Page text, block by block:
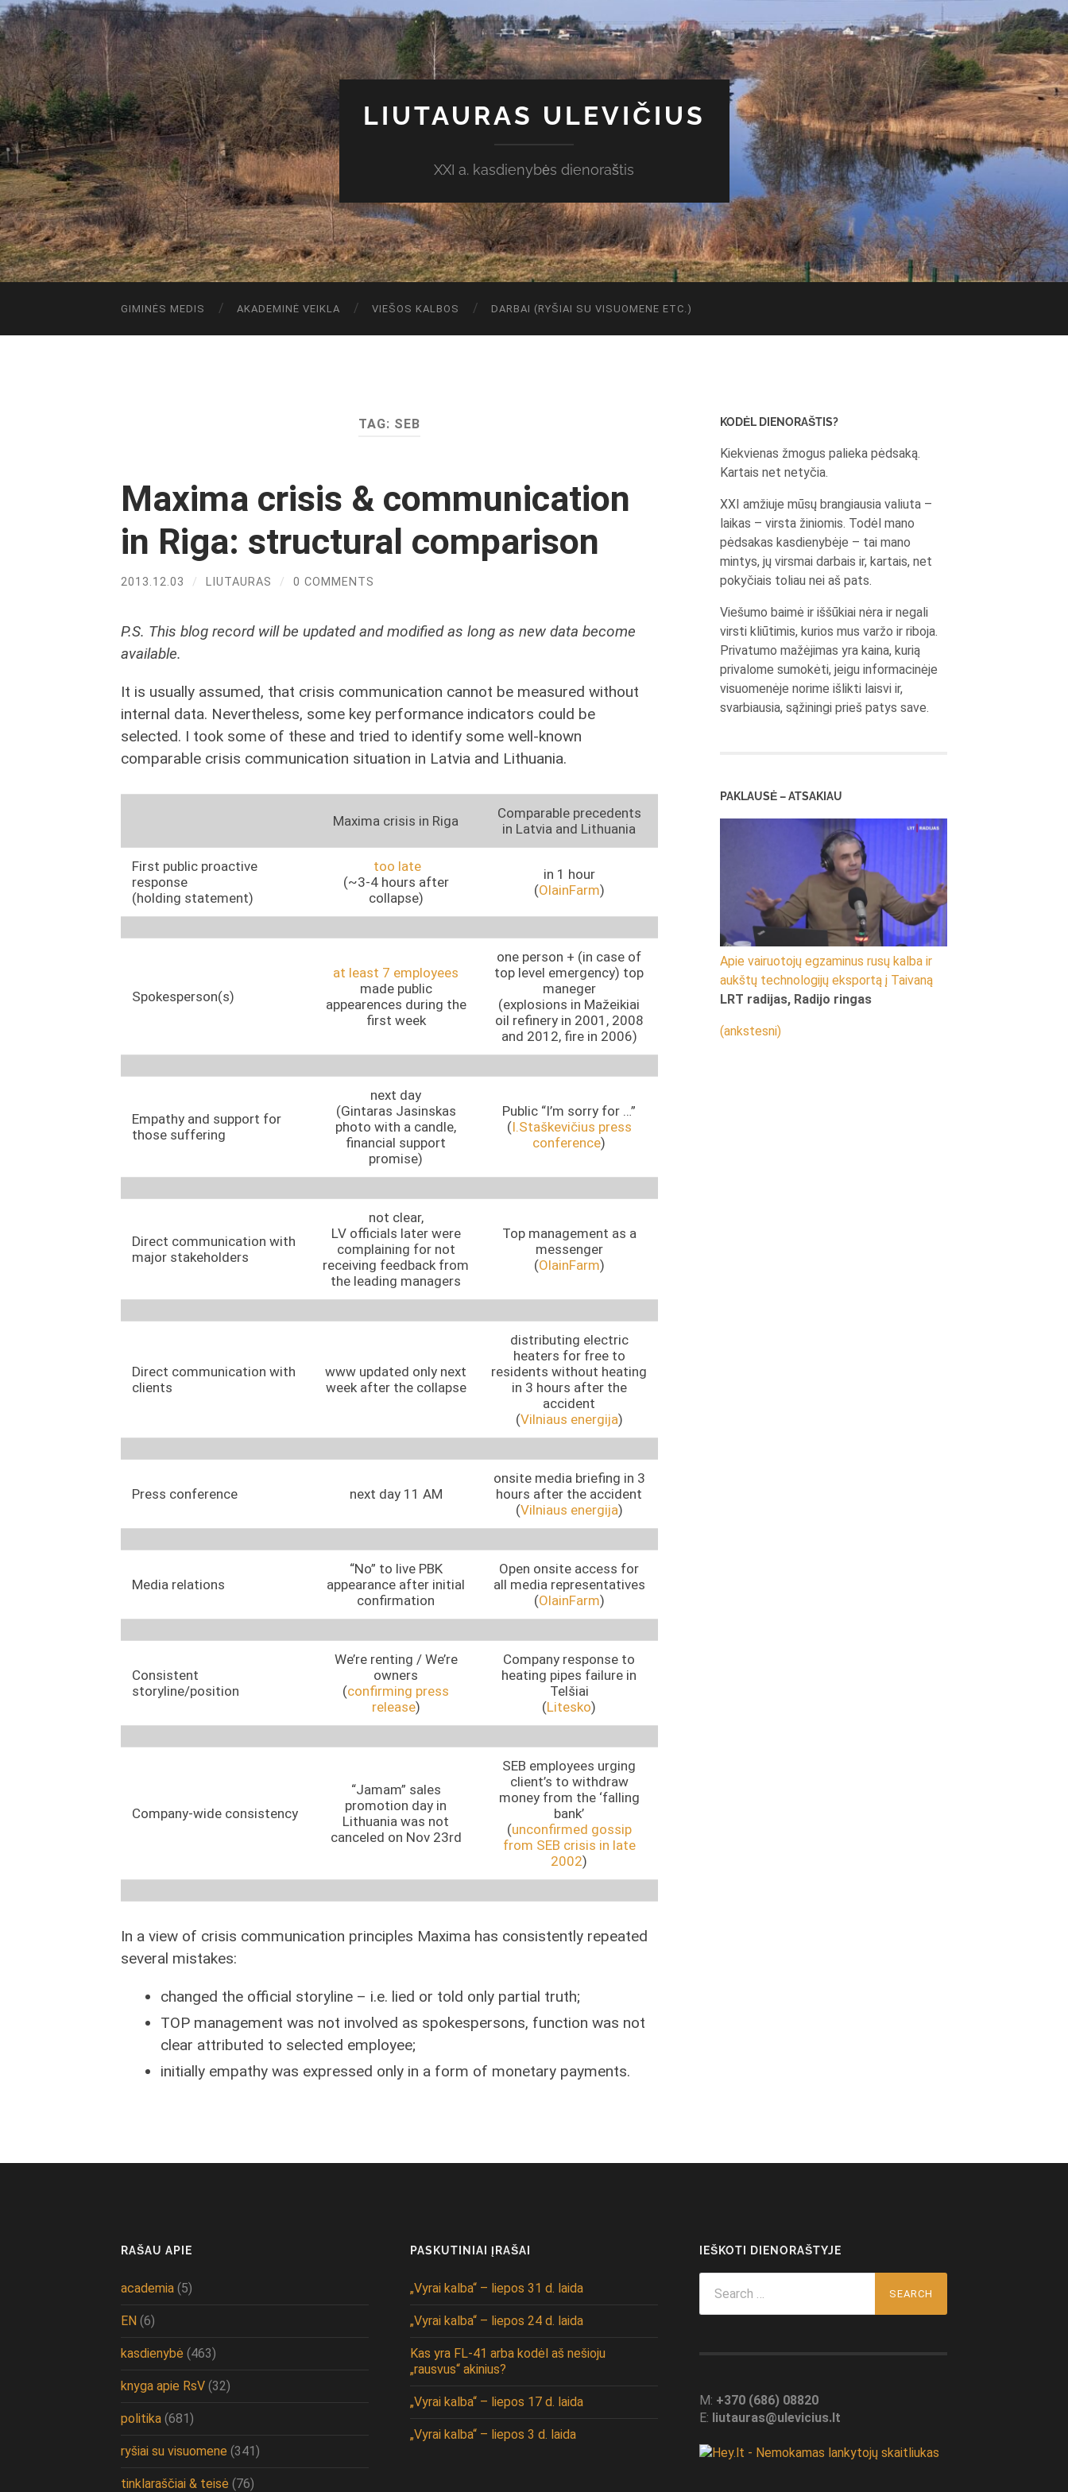
LIUTAURAS ULEVIČIUS
XXI a. kasdienybės dienoraštis
GIMINĖS MEDIS AKADEMINĖ VEIKLA VIEŠOS KALBOS DARBAI (RYŠIAI SU VISUOMENE ETC.)
TAG: SEB
Maxima crisis & communication
in Riga: structural comparison
2013.12.03 / LIUTAURAS / 0 COMMENTS
P.S. This blog record will be updated and modified as long as new data become
available.
It is usually assumed, that crisis communication cannot be measured without
internal data. Nevertheless, some key performance indicators could be
selected. I took some of these and tried to identify some well-known
comparable crisis communication situation in Latvia and Lithuania.
Maxima crisis in Riga
Comparable precedents
in Latvia and Lithuania
First public proactive
response
(holding statement)
too late
(~3-4 hours after
collapse)
in 1 hour
(OlainFarm)
Spokesperson(s)
at least 7 employees
made public
appearences during the
first week
one person + (in case of
top level emergency) top
maneger
(explosions in Mažeikiai
oil refinery in 2001, 2008
and 2012, fire in 2006)
Empathy and support for
those suffering
next day
(Gintaras Jasinskas
photo with a candle,
financial support
promise)
Public “I’m sorry for …”
(I.Staškevičius press
conference)
Direct communication with
major stakeholders
not clear,
LV officials later were
complaining for not
receiving feedback from
the leading managers
Top management as a
messenger
(OlainFarm)
Direct communication with
clients
www updated only next
week after the collapse
distributing electric
heaters for free to
residents without heating
in 3 hours after the
accident
(Vilniaus energija)
Press conference next day 11 AM
onsite media briefing in 3
hours after the accident
(Vilniaus energija)
Media relations
“No” to live PBK
appearance after initial
confirmation
Open onsite access for
all media representatives
(OlainFarm)
Consistent
storyline/position
We’re renting / We’re
owners
(confirming press
release)
Company response to
heating pipes failure in
Telšiai
(Litesko)
Company-wide consistency
“Jamam” sales
promotion day in
Lithuania was not
canceled on Nov 23rd
SEB employees urging
client’s to withdraw
money from the ‘falling
bank’
(unconfirmed gossip
from SEB crisis in late
2002)
In a view of crisis communication principles Maxima has consistently repeated
several mistakes:
changed the official storyline – i.e. lied or told only partial truth;
TOP management was not involved as spokespersons, function was not
clear attributed to selected employee;
initially empathy was expressed only in a form of monetary payments.
KODĖL DIENORAŠTIS?
Kiekvienas žmogus palieka pėdsaką.
Kartais net netyčia.
XXI amžiuje mūsų brangiausia valiuta –
laikas – virsta žiniomis. Todėl mano
pėdsakas kasdienybėje – tai mano
mintys, jų virsmai darbais ir, kartais, net
pokyčiais toliau nei aš pats.
Viešumo baimė ir iššūkiai nėra ir negali
virsti kliūtimis, kurios mus varžo ir riboja.
Privatumo mažėjimas yra kaina, kurią
privalome sumokėti, jeigu informacinėje
visuomenėje norime išlikti laisvi ir,
svarbiausia, sąžiningi prieš patys save.
PAKLAUSĖ – ATSAKIAU
Apie vairuotojų egzaminus rusų kalba ir
aukštų technologijų eksportą į Taivaną
LRT radijas, Radijo ringas
(ankstesni)
RAŠAU APIE
academia (5)
EN (6)
kasdienybė (463)
knyga apie RsV (32)
politika (681)
ryšiai su visuomene (341)
tinklaraščiai & teisė (76)
PASKUTINIAI ĮRAŠAI
„Vyrai kalba“ – liepos 31 d. laida
„Vyrai kalba“ – liepos 24 d. laida
Kas yra FL-41 arba kodėl aš nešioju
„rausvus“ akinius?
„Vyrai kalba“ – liepos 17 d. laida
„Vyrai kalba“ – liepos 3 d. laida
IEŠKOTI DIENORAŠTYJE
for:
M: +370 (686) 08820
E: liutauras@ulevicius.lt